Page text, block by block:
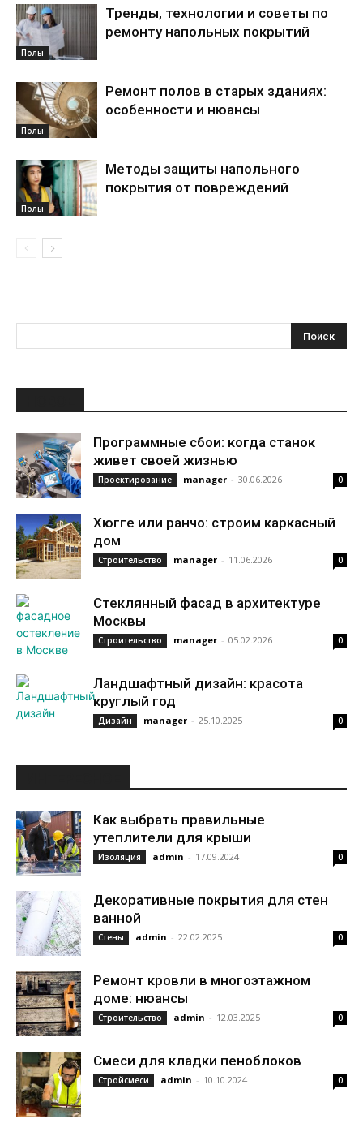
Полы
Тренды, технологии и советы по
ремонту напольных покрытий
Полы
Ремонт полов в старых зданиях:
особенности и нюансы
Полы
Методы защиты напольного
покрытия от повреждений
Программные сбои: когда станок
живет своей жизнью
Проектирование manager - 30.06.2026 0
Хюгге или ранчо: строим каркасный
дом
Строительство manager - 11.06.2026 0
Стеклянный фасад в архитектуре
Москвы
Строительство manager - 05.02.2026 0
Ландшафтный дизайн: красота
круглый год
Дизайн manager - 25.10.2025 0
Как выбрать правильные
утеплители для крыши
Изоляция admin - 17.09.2024 0
Декоративные покрытия для стен
ванной
Стены admin - 22.02.2025 0
Ремонт кровли в многоэтажном
доме: нюансы
Строительство admin - 12.03.2025 0
Смеси для кладки пеноблоков
Стройсмеси admin - 10.10.2024 0